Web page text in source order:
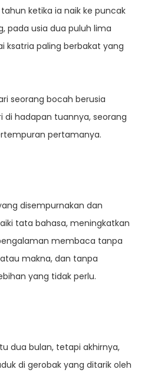
ketika ia naik ke puncak
pada usia dua puluh lima
ksatria paling berbakat yang
seorang bocah berusia
di hadapan tuannya, seorang
pertamanya.
disempurnakan dan
tata bahasa, meningkatkan
membaca tanpa
makna, dan tanpa
yang tidak perlu.
dua bulan, tetapi akhirnya,
di gerobak yang ditarik oleh